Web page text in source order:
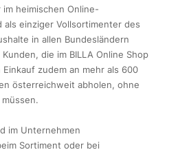
im heimischen Online-
als einziger Vollsortimenter des
in allen Bundesländern
die im BILLA Online Shop
zudem an mehr als 600
österreichweit abholen, ohne
im Unternehmen
Sortiment oder bei